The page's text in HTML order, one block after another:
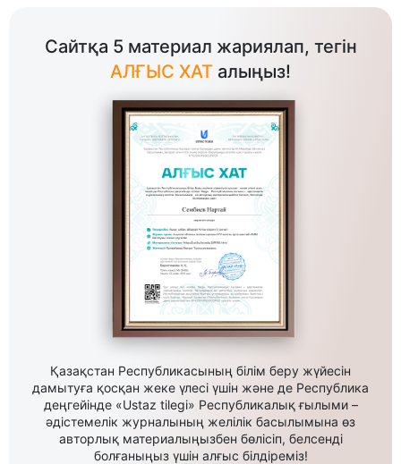
Сайтқа 5 материал жариялап, тегін
АЛҒЫС ХАТ алыңыз!
Қазақстан Республикасының білім беру жүйесін
дамытуға қосқан жеке үлесі үшін және де Республика
деңгейінде «Ustaz tilegi» Республикалық ғылыми –
әдістемелік журналының желілік басылымына өз
авторлық материалыңызбен бөлісіп, белсенді
болғаныңыз үшін алғыс білдіреміз!